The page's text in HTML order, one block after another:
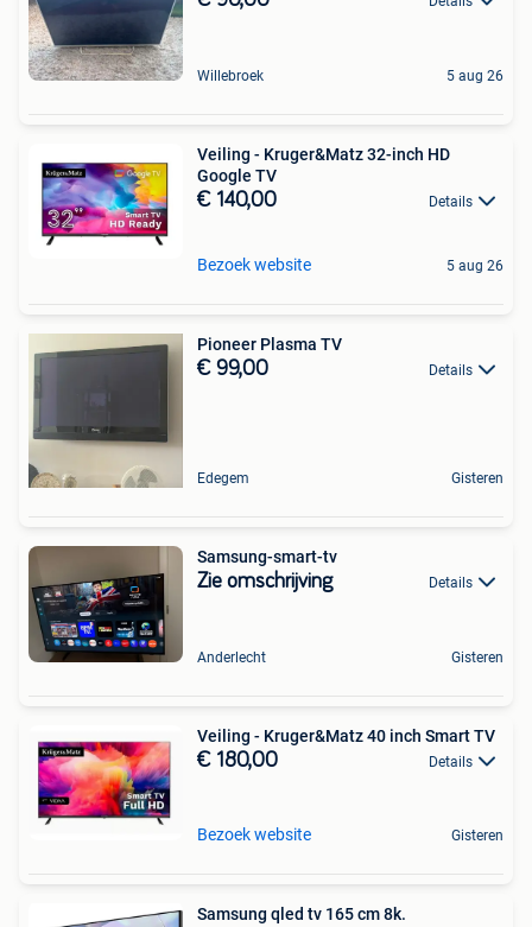
Willebroek 5 aug 26
Veiling - Kruger&Matz 32-inch HD
Google TV
€ 140,00 Details
Bezoek website 5 aug 26
Pioneer Plasma TV
€ 99,00 Details
Edegem Gisteren
Samsung-smart-tv
Zie omschrijving Details
Anderlecht Gisteren
Veiling - Kruger&Matz 40 inch Smart TV
€ 180,00 Details
Bezoek website Gisteren
Samsung qled tv 165 cm 8k.